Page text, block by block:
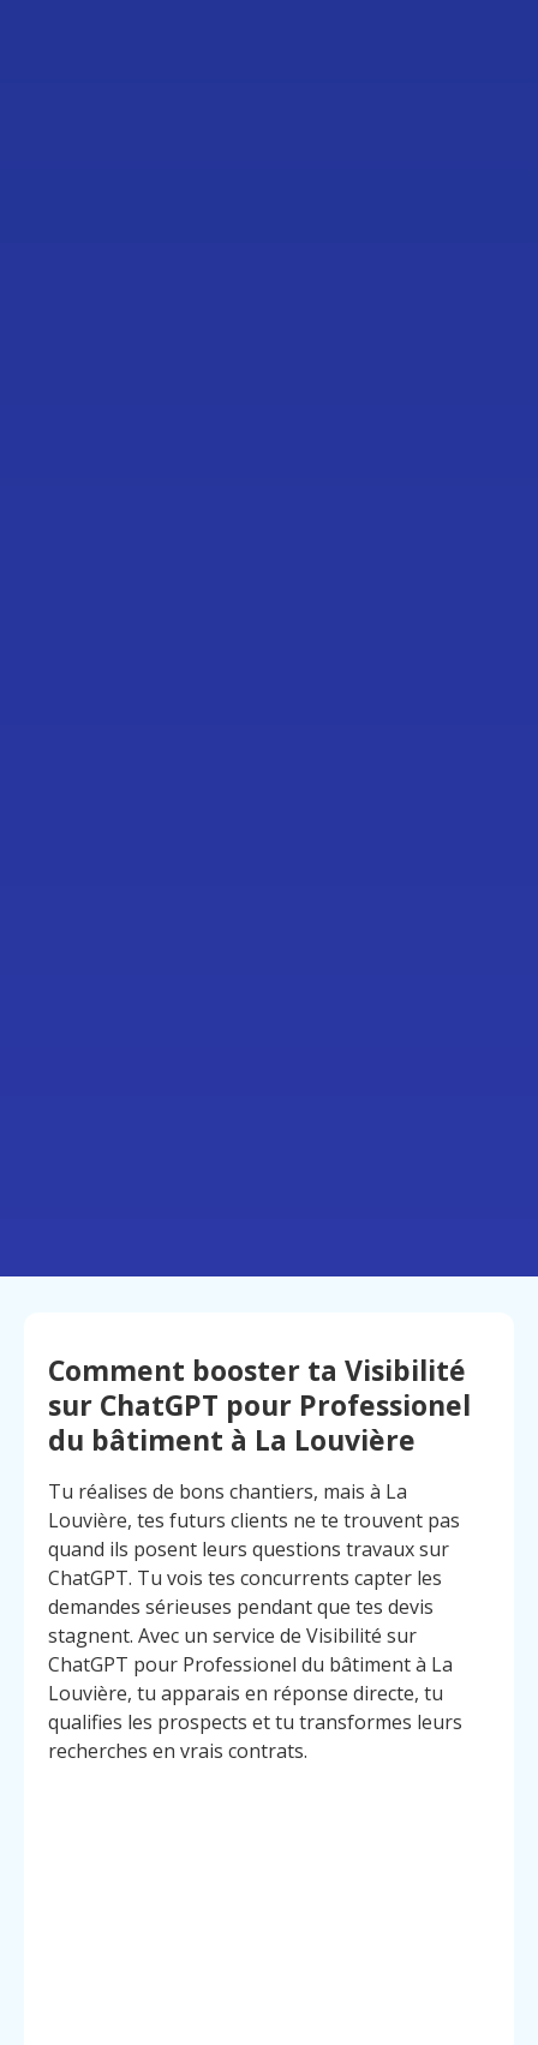
Comment booster ta Visibilité
sur ChatGPT pour Professionel
du bâtiment à La Louvière
Tu réalises de bons chantiers, mais à La
Louvière, tes futurs clients ne te trouvent pas
quand ils posent leurs questions travaux sur
ChatGPT. Tu vois tes concurrents capter les
demandes sérieuses pendant que tes devis
stagnent. Avec un service de Visibilité sur
ChatGPT pour Professionel du bâtiment à La
Louvière, tu apparais en réponse directe, tu
qualifies les prospects et tu transformes leurs
recherches en vrais contrats.